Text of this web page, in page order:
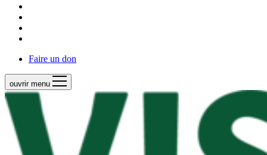
Faire un don
ouvrir menu